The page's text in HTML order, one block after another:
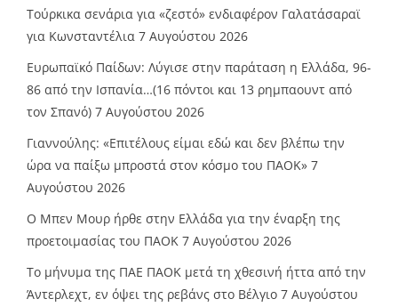
Τούρκικα σενάρια για «ζεστό» ενδιαφέρον Γαλατάσαραϊ
για Κωνσταντέλια 7 Αυγούστου 2026
Ευρωπαϊκό Παίδων: Λύγισε στην παράταση η Ελλάδα, 96-
86 από την Ισπανία…(16 πόντοι και 13 ρημπαουντ από
τον Σπανό) 7 Αυγούστου 2026
Γιαννούλης: «Επιτέλους είμαι εδώ και δεν βλέπω την
ώρα να παίξω μπροστά στον κόσμο του ΠΑΟΚ» 7
Αυγούστου 2026
O Mπεν Μουρ ήρθε στην Ελλάδα για την έναρξη της
προετοιμασίας του ΠΑΟΚ 7 Αυγούστου 2026
Το μήνυμα της ΠΑΕ ΠΑΟΚ μετά τη χθεσινή ήττα από την
Άντερλεχτ, εν όψει της ρεβάνς στο Βέλγιο 7 Αυγούστου